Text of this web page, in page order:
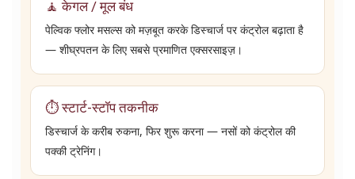
🧘 केगल / मूल बंध
पेल्विक फ्लोर मसल्स को मज़बूत करके डिस्चार्ज पर कंट्रोल बढ़ाता है
— शीघ्रपतन के लिए सबसे प्रमाणित एक्सरसाइज़।
⏱️ स्टार्ट-स्टॉप तकनीक
डिस्चार्ज के करीब रुकना, फिर शुरू करना — नसों को कंट्रोल की
पक्की ट्रेनिंग।